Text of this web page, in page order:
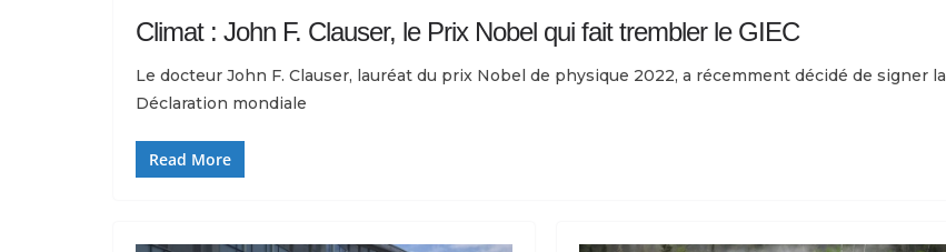
Climat : John F. Clauser, le Prix Nobel qui fait trembler le GIEC
Le docteur John F. Clauser, lauréat du prix Nobel de physique 2022, a récemment décidé de signer la
Déclaration mondiale
Read More